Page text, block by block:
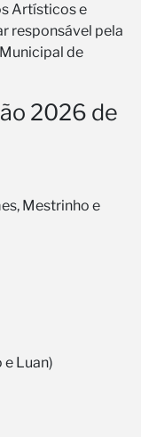
Artísticos e
responsável pela
de
2026 de
Mestrinho e
e Luan)